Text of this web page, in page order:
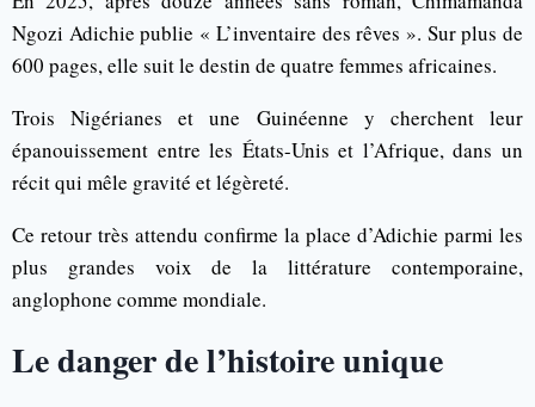
Ngozi Adichie publie « L’inventaire des rêves ». Sur plus de
600 pages, elle suit le destin de quatre femmes africaines.
Trois Nigérianes et une Guinéenne y cherchent leur
épanouissement entre les États-Unis et l’Afrique, dans un
récit qui mêle gravité et légèreté.
Ce retour très attendu confirme la place d’Adichie parmi les
plus grandes voix de la littérature contemporaine,
anglophone comme mondiale.
Le danger de l’histoire unique